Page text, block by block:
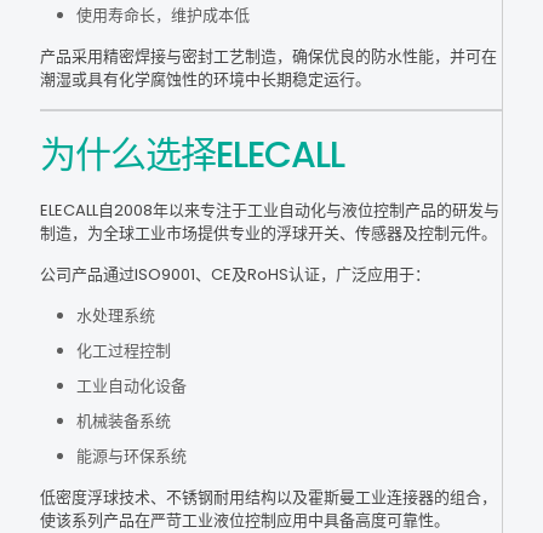
使用寿命长，维护成本低
产品采用精密焊接与密封工艺制造，确保优良的防水性能，并可在
潮湿或具有化学腐蚀性的环境中长期稳定运行。
为什么选择ELECALL
ELECALL自2008年以来专注于工业自动化与液位控制产品的研发与
制造，为全球工业市场提供专业的浮球开关、传感器及控制元件。
公司产品通过ISO9001、CE及RoHS认证，广泛应用于：
水处理系统
化工过程控制
工业自动化设备
机械装备系统
能源与环保系统
低密度浮球技术、不锈钢耐用结构以及霍斯曼工业连接器的组合，
使该系列产品在严苛工业液位控制应用中具备高度可靠性。